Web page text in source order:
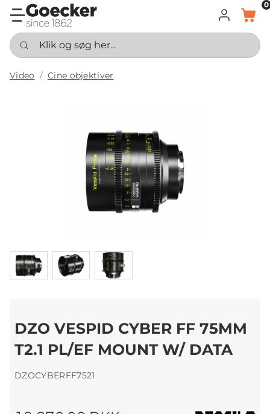
LOG INDKURV
0
Klik og søg her...
Video Cine objektiver
DZO VESPID CYBER FF 75MM
T2.1 PL/EF MOUNT W/ DATA
DZOCYBERFF7521